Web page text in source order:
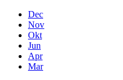
Dec
Nov
Okt
Jun
Apr
Mar